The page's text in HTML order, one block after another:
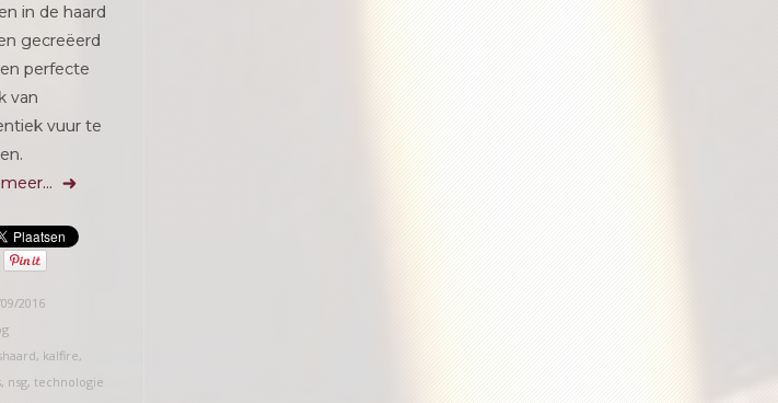
in de haard
gecreëerd
perfecte
van
vuur te
2016
, kalfire,
, nsg, technologie